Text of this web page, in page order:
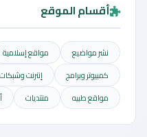
أقسام الموقع
نشر مواضيع مواقع إسلامية
كمبيوتر وبرامج
إنترنت وشبكات
مواقع طبيه
منتديات